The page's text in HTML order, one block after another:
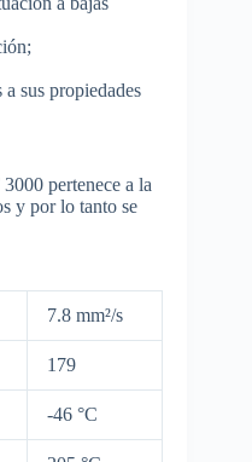
sus propiedades
pertenece a la
y por lo tanto se
7.8 mm²/s
179
-46 °C